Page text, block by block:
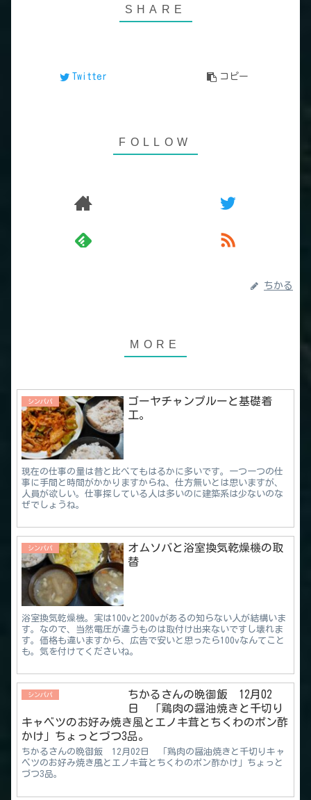
Twitter コピー
ちかる
シンパパ
ゴーヤチャンプルーと基礎着
工。
現在の仕事の量は昔と比べてもはるかに多いです。一つ一つの仕
事に手間と時間がかかりますからね、仕方無いとは思いますが、
人員が欲しい。仕事探している人は多いのに建築系は少ないのな
ぜでしょうね。
シンパパ
オムソバと浴室換気乾燥機の取
替
浴室換気乾燥機。実は100vと200vがあるの知らない人が結構いま
す。なので、当然電圧が違うものは取付け出来ないですし壊れま
す。価格も違いますから、広告で安いと思ったら100vなんてこと
も。気を付けてくださいね。
シンパパ
ちかるさんの晩御飯 12月02
日 「鶏肉の醤油焼きと千切り
キャベツのお好み焼き風とエノキ茸とちくわのポン酢
かけ」ちょっとづつ3品。
ちかるさんの晩御飯 12月02日 「鶏肉の醤油焼きと千切りキャ
ベツのお好み焼き風とエノキ茸とちくわのポン酢かけ」ちょっと
づつ3品。